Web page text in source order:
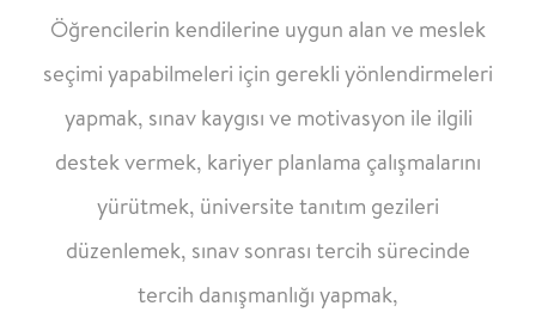
Öğrencilerin kendilerine uygun alan ve meslek
seçimi yapabilmeleri için gerekliyönlendirmeleri
yapmak, sınav kaygısı ve motivasyon ile ilgili
destek vermek, kariyerplanlama çalışmalarını
yürütmek, üniversite tanıtım gezileri
düzenlemek, sınav sonrasıtercih sürecinde
tercih danışmanlığı yapmak,